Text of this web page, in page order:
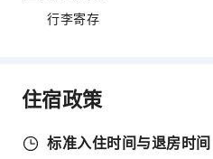
行李寄存
住宿政策
标准入住时间与退房时间